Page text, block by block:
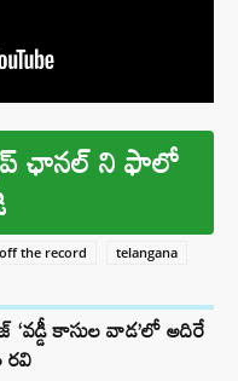
ఛానల్ ని ఫాలో
off the record telangana
‘వడ్డీ కాసుల వాడ’లో అదిరే